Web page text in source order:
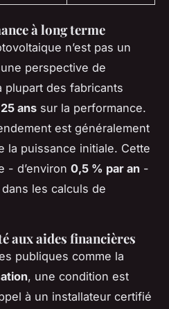
à long terme
n’est pas un
perspective de
plupart des fabricants
25 ans sur la performance.
est généralement
la puissance initiale. Cette
- d’environ 0,5 % par an -
les calculs de
aux aides financières
publiques comme la
, une condition est
à un installateur certifié